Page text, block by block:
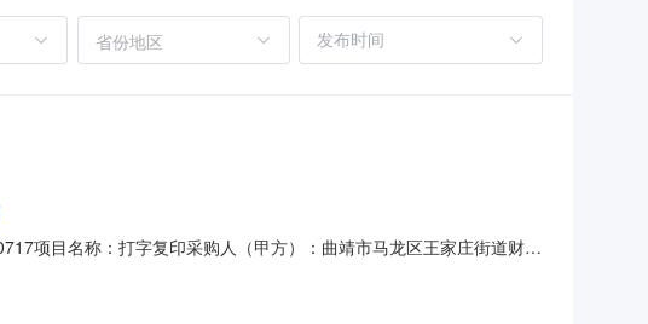
省份地区
项目名称：打字复印采购人（甲方）：曲靖市马龙区王家庄街道财政
民政府王家庄街道办事处关于印刷服务的服务市场采购项